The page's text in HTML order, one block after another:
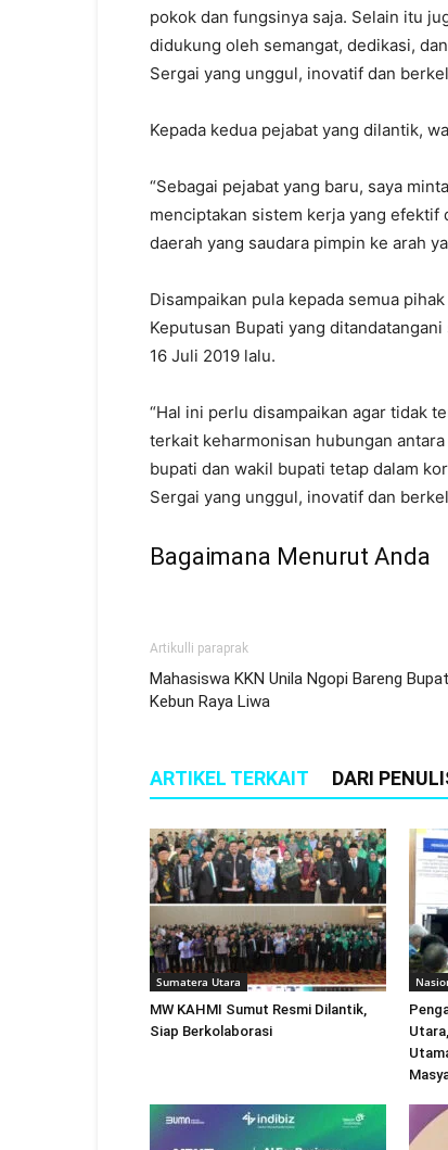
pokok dan fungsinya saja. Selain itu
didukung oleh semangat, dedikasi,
Sergai yang unggul, inovatif dan
Kepada kedua pejabat yang dilantik,
“Sebagai pejabat yang baru, saya
menciptakan sistem kerja yang
daerah yang saudara pimpin ke arah
Disampaikan pula kepada semua
Keputusan Bupati yang
16 Juli 2019 lalu.
“Hal ini perlu disampaikan agar tidak
terkait keharmonisan hubungan
bupati dan wakil bupati tetap dalam
Sergai yang unggul, inovatif dan
Bagaimana Menurut Anda
Artikulli paraprak
Mahasiswa KKN Unila Ngopi Bareng
Kebun Raya Liwa
ARTIKEL TERKAIT DARI
Sumatera Utara
MW KAHMI Sumut Resmi Dilantik,
Siap Berkolaborasi